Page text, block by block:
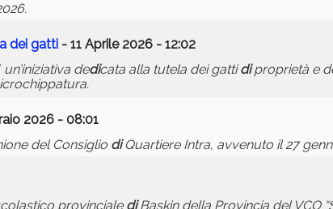
dei gatti - 11 Aprile 2026 - 12:02
dedicata alla tutela dei gattidiproprietà e
2026 - 08:01
del Consiglio diQuartiere Intra, avvenuto il 27
provinciale diBaskin della Provincia del VCO